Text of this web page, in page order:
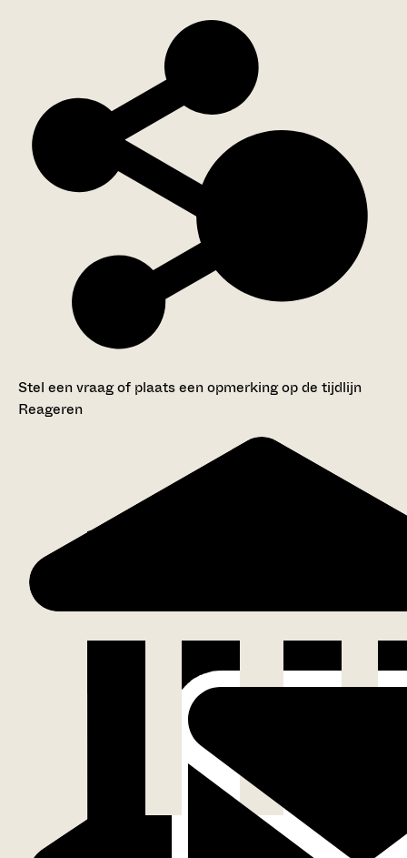
Stel een vraag of plaats een opmerking op de tijdlijn
Reageren